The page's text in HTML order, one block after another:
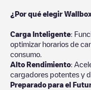
¿Por qué elegir
Carga Inteligente:
optimizar horarios de
consumo.
Alto Rendimiento:
cargadores potentes y
Preparado para el